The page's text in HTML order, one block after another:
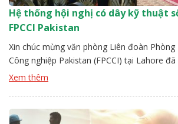
Hệ thống hội nghị có dây kỹ thuật
FPCCI Pakistan
Xin chúc mừng văn phòng Liên đoàn
Công nghiệp Pakistan (FPCCI) tại Lahore
nhà mới, hiện đại, rộng rãi với các phòng hội
hơn và được trang bị […]
Xem thêm